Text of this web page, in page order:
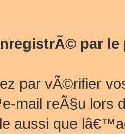
par
par vÃ©rifier
mail reÃ§u lors
aussi que